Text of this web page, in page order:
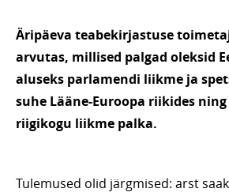
Äripäeva teabekirjastuse
arvutas, millised palgad oleksid
aluseks parlamendi liikme ja
suhe Lääne-Euroopa riikides
riigikogu liikme palka.
Tulemused olid järgmised: arst